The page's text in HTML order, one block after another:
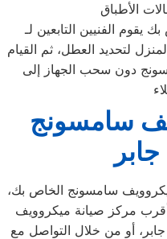
يقوم الفنيين التابعين لـ
لتحديد العطل، ثم القيام
دون سحب الجهاز إلى
سامسونج
سامسونج الخاص بك،
مركز صيانة ميكروويف
أو من خلال التواصل مع